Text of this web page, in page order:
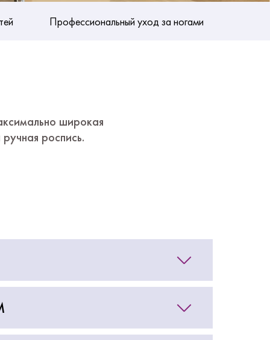
Профессиональный уход за ногами
широкая
роспись.